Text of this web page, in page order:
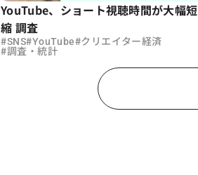
YouTube、ショート視聴時間が大幅短
縮 調査
#SNS#YouTube#クリエイター経済
#調査・統計